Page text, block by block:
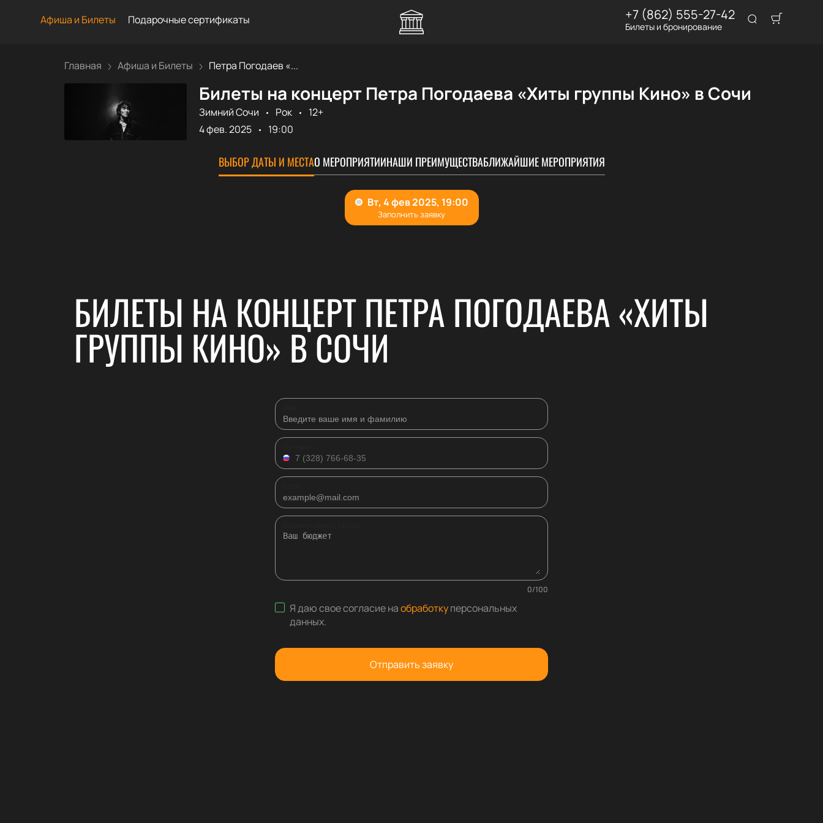
Афиша и Билеты Подарочные сертификаты +7 (862) 555-27-42
Билеты и бронирование
Главная Афиша и Билеты Петра Погодаев «...
Билеты на концерт Петра Погодаева «Хиты группы Кино» в Сочи
Зимний Сочи Рок
12+
4 фев. 2025
19:00
ВЫБОР ДАТЫ И МЕСТАО МЕРОПРИЯТИИНАШИ ПРЕИМУЩЕСТВАБЛИЖАЙШИЕ МЕРОПРИЯТИЯ
БИЛЕТЫ НА КОНЦЕРТ ПЕТРА ПОГОДАЕВА «ХИТЫ
ГРУППЫ КИНО» В СОЧИ
0/100
Я даю свое согласие наобработкуперсональных
данных.
Отправить заявку